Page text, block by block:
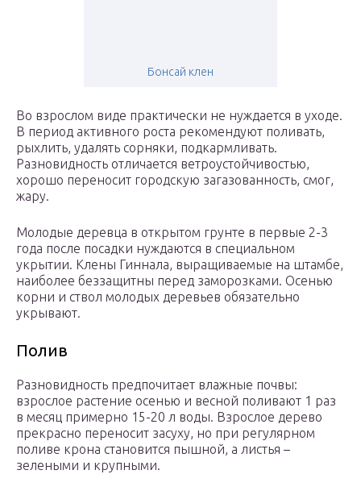
Бонсай клен
Во взрослом виде практически не нуждается в уходе.
В период активного роста рекомендуют поливать,
рыхлить, удалять сорняки, подкармливать.
Разновидность отличается ветроустойчивостью,
хорошо переносит городскую загазованность, смог,
жару.
Молодые деревца в открытом грунте в первые 2-3
года после посадки нуждаются в специальном
укрытии. Клены Гиннала, выращиваемые на штамбе,
наиболее беззащитны перед заморозками. Осенью
корни и ствол молодых деревьев обязательно
укрывают.
Полив
Разновидность предпочитает влажные почвы:
взрослое растение осенью и весной поливают 1 раз
в месяц примерно 15-20 л воды. Взрослое дерево
прекрасно переносит засуху, но при регулярном
поливе крона становится пышной, а листья –
зелеными и крупными.